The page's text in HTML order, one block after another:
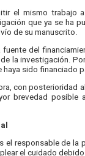
el mismo trabajo
que ya se ha
de su manuscrito.
fuente del
la investigación.
sido financiado
con posterioridad
brevedad
el responsable de la
el cuidado